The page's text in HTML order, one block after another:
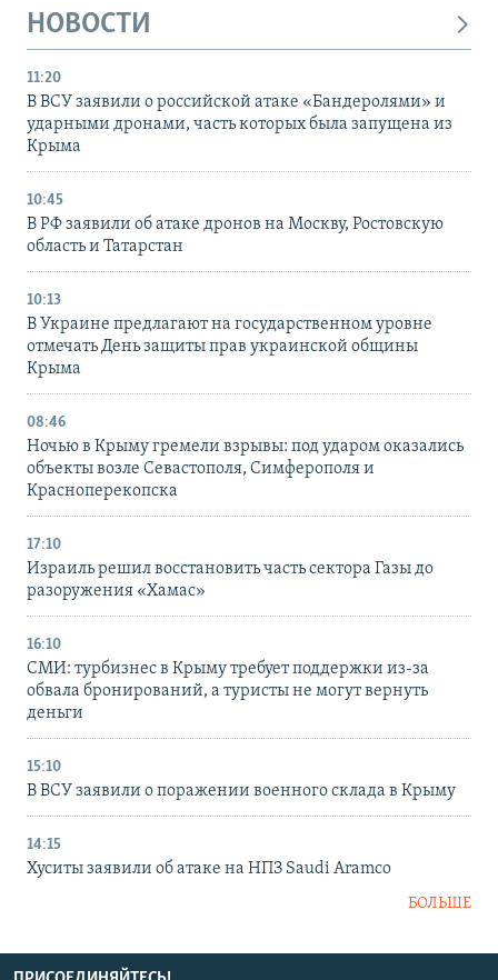
НОВОСТИ
11:20
В ВСУ заявили о российской атаке «Бандеролями» и
ударными дронами, часть которых была запущена из
Крыма
10:45
В РФ заявили об атаке дронов на Москву, Ростовскую
область и Татарстан
10:13
В Украине предлагают на государственном уровне
отмечать День защиты прав украинской общины
Крыма
08:46
Ночью в Крыму гремели взрывы: под ударом оказались
объекты возле Севастополя, Симферополя и
Красноперекопска
17:10
Израиль решил восстановить часть сектора Газы до
разоружения «Хамас»
16:10
СМИ: турбизнес в Крыму требует поддержки из-за
обвала бронирований, а туристы не могут вернуть
деньги
15:10
В ВСУ заявили о поражении военного склада в Крыму
14:15
Хуситы заявили об атаке на НПЗ Saudi Aramco
БОЛЬШЕ